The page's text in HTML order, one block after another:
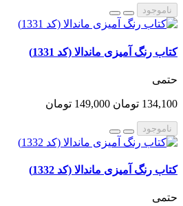
ناموجود
کتاب رنگ آمیزی ماندالا (کد 1331)
حتمی
134,100 تومان 149,000 تومان
ناموجود
کتاب رنگ آمیزی ماندالا (کد 1332)
حتمی